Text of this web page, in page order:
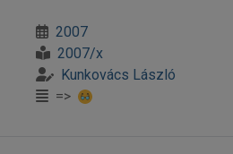
2007
2007/x
Kunkovács László
=>